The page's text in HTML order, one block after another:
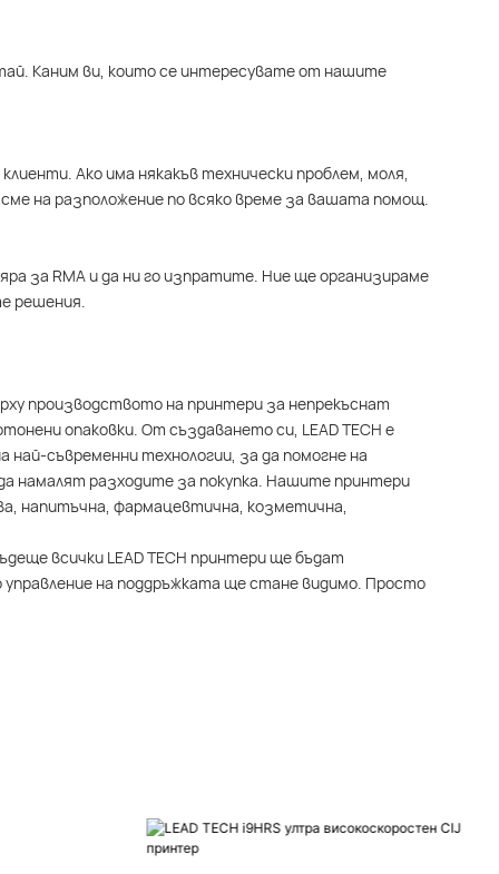
Каним ви, които се интересувате от нашите
Ако има някакъв технически проблем, моля,
на разположение по всяко време за вашата помощ.
за RMA и да ни го изпратите. Ние ще организираме
решения.
производството на принтери за непрекъснат
опаковки. От създаването си, LEAD TECH е
най-съвременни технологии, за да помогне на
намалят разходите за покупка. Нашите принтери
напитъчна, фармацевтична, козметична,
всички LEAD TECH принтери ще бъдат
на поддръжката ще стане видимо. Просто